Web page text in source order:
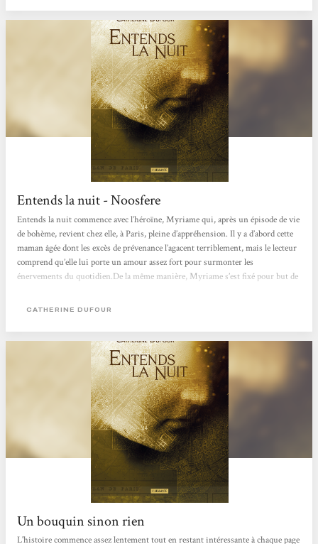
Entends la nuit - Noosfere
Entends la nuit commence avec l’héroïne, Myriame qui, après un épisode de vie
de bohème, revient chez elle, à Paris, pleine d’appréhension. Il y a d’abord cette
maman âgée dont les excès de prévenance l’agacent terriblement, mais le lecteur
comprend qu’elle lui porte un amour assez fort pour surmonter les
énervements du quotidien.De la même manière, Myriame s’est fixé pour but de
un idéal et un repoussoir.Myriame démontre qu’elle...
CATHERINE DUFOUR
Un bouquin sinon rien
L'histoire commence assez lentement tout en restant intéressante à chaque page